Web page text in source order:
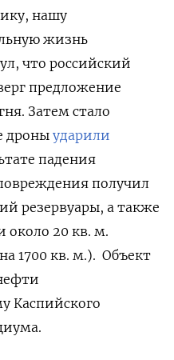
нашу
жизнь
что российский
предложение
Затем стало
дроны ударили
падения
получил
резервуары, а также
около 20 кв. м.
1700 кв. м.). Объект
Каспийского